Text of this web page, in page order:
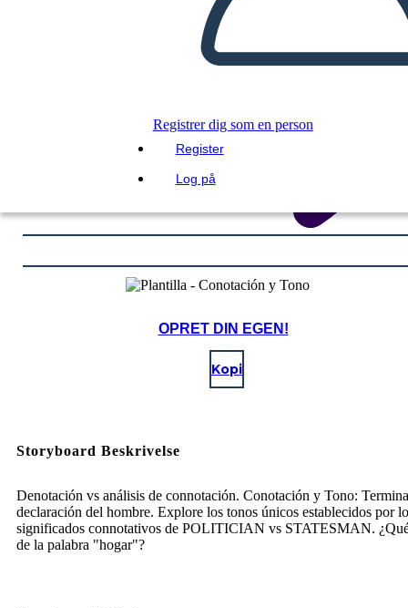
Registrer dig som en person
Register
Log på
OPRET DIN EGEN!
Kopi
Storyboard Beskrivelse
Denotación vs análisis de connotación. Conotación y Tono:
declaración del hombre. Explore los tonos únicos establecidos por
significados connotativos de POLITICIAN vs STATESMAN.
de la palabra "hogar"?